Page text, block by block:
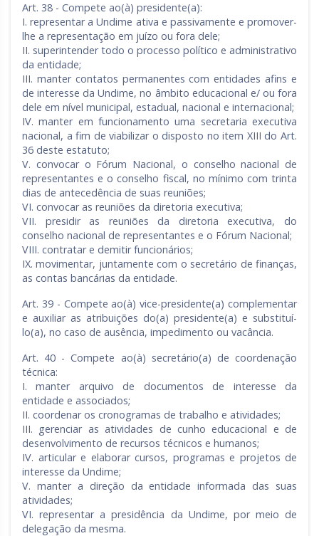
Art. 38 - Compete ao(à) presidente(a):
I. representar a Undime ativa e passivamente e promover-
lhe a representação em juízo ou fora dele;
II. superintender todo o processo político e administrativo
da entidade;
III. manter contatos permanentes com entidades afins e
de interesse da Undime, no âmbito educacional e/ ou fora
dele em nível municipal, estadual, nacional e internacional;
IV. manter em funcionamento uma secretaria executiva
nacional, a fim de viabilizar o disposto no item XIII do Art.
36 deste estatuto;
V. convocar o Fórum Nacional, o conselho nacional de
representantes e o conselho fiscal, no mínimo com trinta
dias de antecedência de suas reuniões;
VI. convocar as reuniões da diretoria executiva;
VII. presidir as reuniões da diretoria executiva, do
conselho nacional de representantes e o Fórum Nacional;
VIII. contratar e demitir funcionários;
IX. movimentar, juntamente com o secretário de finanças,
as contas bancárias da entidade.
Art. 39 - Compete ao(à) vice-presidente(a) complementar
e auxiliar as atribuições do(a) presidente(a) e substituí-
lo(a), no caso de ausência, impedimento ou vacância.
Art. 40 - Compete ao(à) secretário(a) de coordenação
técnica:
I. manter arquivo de documentos de interesse da
entidade e associados;
II. coordenar os cronogramas de trabalho e atividades;
III. gerenciar as atividades de cunho educacional e de
desenvolvimento de recursos técnicos e humanos;
IV. articular e elaborar cursos, programas e projetos de
interesse da Undime;
V. manter a direção da entidade informada das suas
atividades;
VI. representar a presidência da Undime, por meio de
delegação da mesma.